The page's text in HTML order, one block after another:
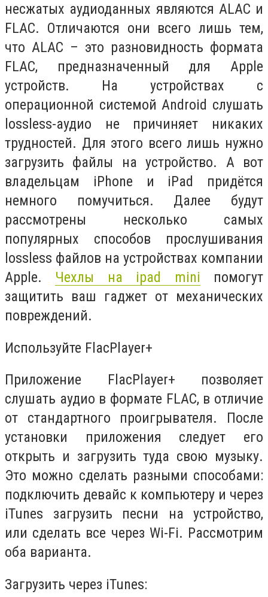
несжатых аудиоданных являются ALAC и
FLAC. Отличаются они всего лишь тем,
что ALAC – это разновидность формата
FLAC, предназначенный для Apple
устройств. На устройствах с
операционной системой Android слушать
lossless-аудио не причиняет никаких
трудностей. Для этого всего лишь нужно
загрузить файлы на устройство. А вот
владельцам iPhone и iPad придётся
немного помучиться. Далее будут
рассмотрены несколько самых
популярных способов прослушивания
lossless файлов на устройствах компании
Apple. Чехлы на ipad mini помогут
защитить ваш гаджет от механических
повреждений.
Используйте FlacPlayer+
Приложение FlacPlayer+ позволяет
слушать аудио в формате FLAC, в отличие
от стандартного проигрывателя. После
установки приложения следует его
открыть и загрузить туда свою музыку.
Это можно сделать разными способами:
подключить девайс к компьютеру и через
iTunes загрузить песни на устройство,
или сделать все через Wi-Fi. Рассмотрим
оба варианта.
Загрузить через iTunes: